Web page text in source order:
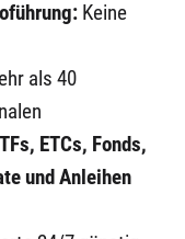
Keine
als 40
ETCs, Fonds,
und Anleihen